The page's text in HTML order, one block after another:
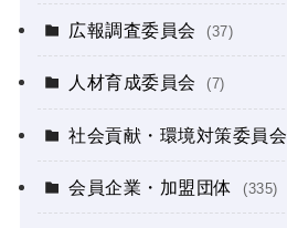
広報調査委員会 (37)
人材育成委員会 (7)
社会貢献・環境対策委員会
会員企業・加盟団体 (335)